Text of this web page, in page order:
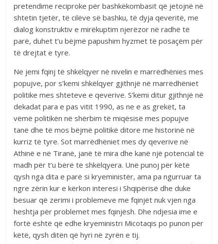
pretendime reciproke për bashkëkombasit që jetojnë në
shtetin tjetër, të cilëve së bashku, të dyja qeveritë, me
dialog konstruktiv e mirëkuptim njerëzor në radhë të
parë, duhet t’u bëjmë papushim hyzmet të posaçëm për
të drejtat e tyre.
Ne jemi fqinj të shkëlqyer në nivelin e marrëdhënies mes
popujve, por s’kemi shkëlqyer gjithnjë në marrëdhëniet
politike mes shteteve e qeverive. S’kemi ditur gjithnjë në
dekadat para e pas vitit 1990, as ne e as grekët, ta
vëmë politikën në shërbim të miqësisë mes popujve
tanë dhe të mos bëjmë politikë ditore me historinë në
kurriz të tyre. Sot marrëdhëniet mes dy qeverive në
Athinë e në Tiranë, janë të mira dhe kanë një potencial të
madh për t’u bërë të shkëlqyera. Unë punoj për këtë
qysh nga dita e parë si kryeministër, ama pa ngurruar ta
ngre zërin kur e kërkon interesi i Shqipërisë dhe duke
besuar që zerimi i problemeve me fqinjët nuk vjen nga
heshtja për problemet mes fqinjësh. Dhe ndjesia ime e
fortë është që edhe kryeministri Micotaqis po punon për
këtë, qysh ditën që hyri në zyrën e tij.